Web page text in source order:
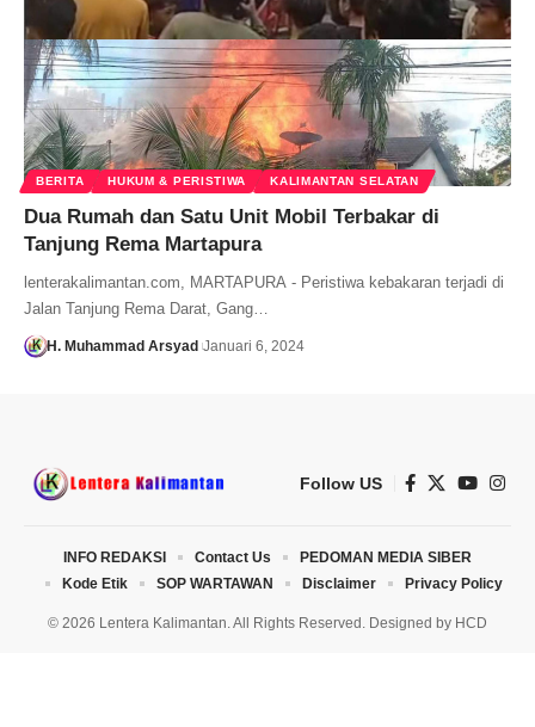
BERITA HUKUM & PERISTIWA KALIMANTAN SELATAN
Dua Rumah dan Satu Unit Mobil Terbakar di
Tanjung Rema Martapura
lenterakalimantan.com, MARTAPURA - Peristiwa kebakaran terjadi di
Jalan Tanjung Rema Darat, Gang…
H. Muhammad Arsyad Januari 6, 2024
Follow US
© 2026 Lentera Kalimantan. All Rights Reserved. Designed by HCD
INFO REDAKSI Contact Us
PEDOMAN MEDIA SIBER
Kode Etik
SOP WARTAWAN Disclaimer Privacy Policy